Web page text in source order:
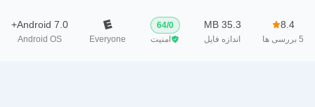
8.4
5 بررسی ها
35.3 MB
اندازه فایل
0
/
64
امنیت
Everyone
Android 7.0+
Android OS